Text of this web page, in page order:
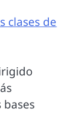
clases de